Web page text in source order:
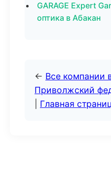
GARAGE Expert
оптика в Абакан
← Все компании
Приволжский
Главная